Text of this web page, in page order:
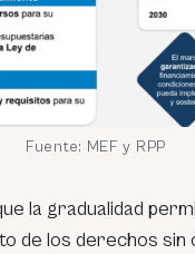
Fuente: MEF y RPP
la gradualidad
de los derechos